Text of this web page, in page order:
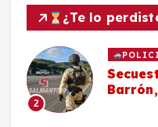
¿Te lo
2